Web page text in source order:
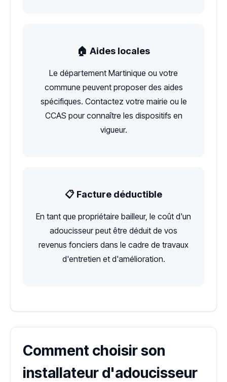
🏠 Aides locales
Le département Martinique ou votre
commune peuvent proposer des aides
spécifiques. Contactez votre mairie ou le
CCAS pour connaître les dispositifs en
vigueur.
📋 Facture déductible
En tant que propriétaire bailleur, le coût d'un
adoucisseur peut être déduit de vos
revenus fonciers dans le cadre de travaux
d'entretien et d'amélioration.
Comment choisir son
installateur d'adoucisseur